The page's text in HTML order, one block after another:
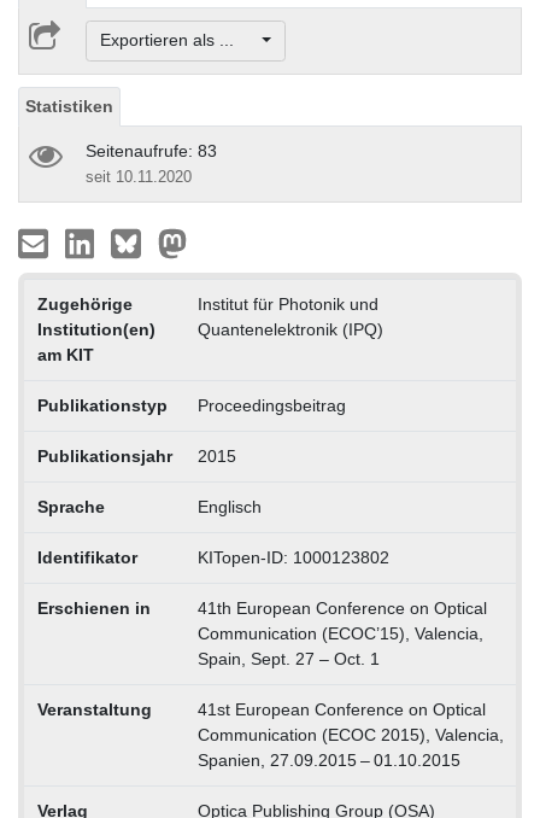
Exportieren als ...
Statistiken
Seitenaufrufe: 83
seit 10.11.2020
Zugehörige
Institution(en)
am KIT
Institut für Photonik und
Quantenelektronik (IPQ)
Publikationstyp Proceedingsbeitrag
Publikationsjahr 2015
Sprache Englisch
Identifikator KITopen-ID: 1000123802
Erschienen in
41th European Conference on Optical
Communication (ECOC’15), Valencia,
Spain, Sept. 27 – Oct. 1
Veranstaltung
41st European Conference on Optical
Communication (ECOC 2015), Valencia,
Spanien, 27.09.2015 – 01.10.2015
Verlag Optica Publishing Group (OSA)